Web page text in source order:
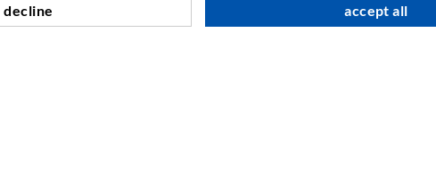
decline accept all